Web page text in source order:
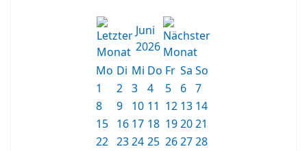
Juni
2026
Mo Di Mi Do Fr Sa So
1
2 3 4 5 6 7
8
9 10 11 12 13 14
15 16 17 18 192021
22 2324 25 262728